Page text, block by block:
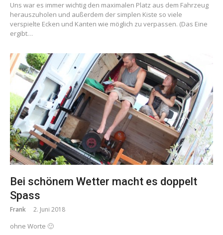
Uns war es immer wichtig den maximalen Platz aus dem Fahrzeug
herauszuholen und außerdem der simplen Kiste so viele
verspielte Ecken und Kanten wie möglich zu verpassen. (Das Eine
ergibt…
Bei schönem Wetter macht es doppelt
Spass
Frank 2. Juni 2018
ohne Worte 🙂